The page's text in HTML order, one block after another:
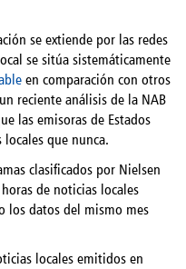
se extiende por las redes
se sitúa sistemáticamente
en comparación con otros
reciente análisis de la NAB
las emisoras de Estados
que nunca.
clasificados por Nielsen
de noticias locales
los datos del mismo mes
locales emitidos en